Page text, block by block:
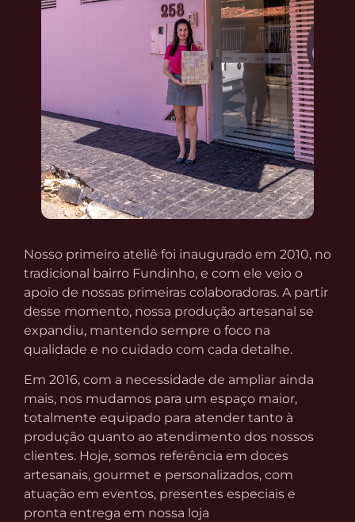
Nosso primeiro ateliê foi inaugurado em 2010, no
tradicional bairro Fundinho, e com ele veio o
apoio de nossas primeiras colaboradoras. A partir
desse momento, nossa produção artesanal se
expandiu, mantendo sempre o foco na
qualidade e no cuidado com cada detalhe.
Em 2016, com a necessidade de ampliar ainda
mais, nos mudamos para um espaço maior,
totalmente equipado para atender tanto à
produção quanto ao atendimento dos nossos
clientes. Hoje, somos referência em doces
artesanais, gourmet e personalizados, com
atuação em eventos, presentes especiais e
pronta entrega em nossa loja